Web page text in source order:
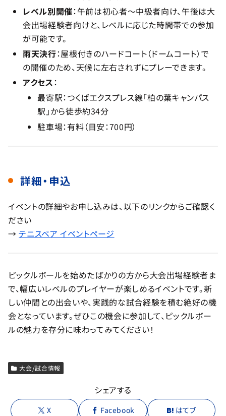
レベル別開催：午前は初心者～中級者向け、午後は大
会出場経験者向けと、レベルに応じた時間帯での参加
が可能です。
雨天決行：屋根付きのハードコート（ドームコート）で
の開催のため、天候に左右されずにプレーできます。
アクセス：
最寄駅：つくばエクスプレス線「柏の葉キャンパス
駅」から徒歩約34分
駐車場：有料（目安：700円）
詳細・申込
イベントの詳細やお申し込みは、以下のリンクからご確認く
ださい
→テニスベア イベントページ
ピックルボールを始めたばかりの方から大会出場経験者ま
で、幅広いレベルのプレイヤーが楽しめるイベントです。新
しい仲間との出会いや、実践的な試合経験を積む絶好の機
会となっています。ぜひこの機会に参加して、ピックルボー
ルの魅力を存分に味わってみてください！
大会/試合情報
シェアする
X Facebook はてブ